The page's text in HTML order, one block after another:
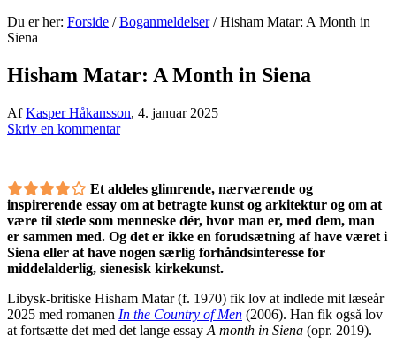
Du er her: Forside / Boganmeldelser /Hisham Matar: A Month in
Siena
Hisham Matar: A Month in Siena
AfKasper Håkansson, 4. januar 2025
Skriv en kommentar
Et aldeles glimrende, nærværende og
inspirerende essay om at betragte kunst og arkitektur og om at
være til stede som menneske dér, hvor man er, med dem, man
er sammen med. Og det er ikke en forudsætning af have været i
Siena eller at have nogen særlig forhåndsinteresse for
middelalderlig, sienesisk kirkekunst.
Libysk-britiske Hisham Matar (f. 1970) fik lov at indlede mit læseår
2025 med romanen In the Country of Men (2006). Han fik også lov
at fortsætte det med det lange essay A month in Siena (opr. 2019).